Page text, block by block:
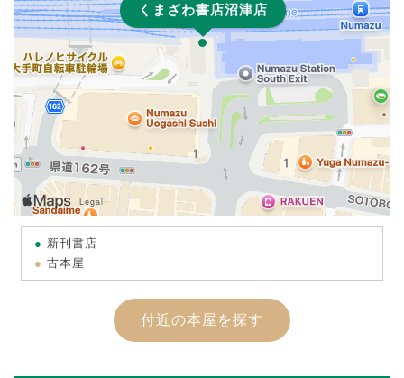
くまざわ書店沼津店
新刊書店
古本屋
付近の本屋を探す